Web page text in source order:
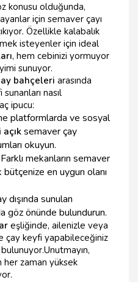
konusu olduğunda,
için semaver çayı
Özellikle kalabalık
isteyenler için ideal
, hem cebinizi yormuyor
sunuyor.
bahçeleri arasında
nasıl
ipucu:
platformlarda ve sosyal
semaver çay
okuyun.
Farklı mekanların semaver
bütçenize en uygun olanı
dışında sunulan
göz önünde bulundurun.
eşliğinde, ailenizle veya
çay keyfi yapabileceğiniz
zaman yüksek